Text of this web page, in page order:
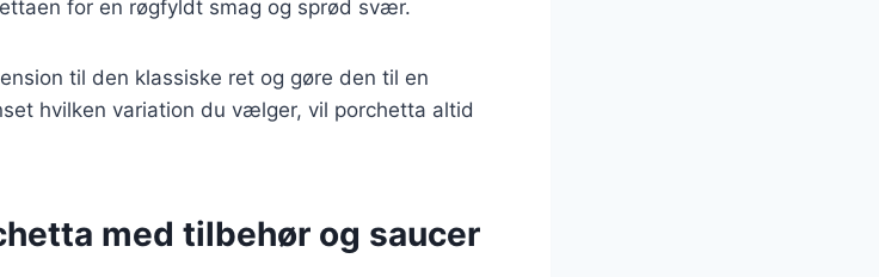
for en røgfyldt smag og sprød svær.
til den klassiske ret og gøre den til en
hvilken variation du vælger, vil porchetta altid
med tilbehør og saucer